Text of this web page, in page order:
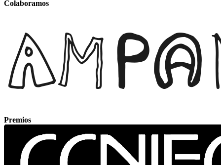
Colaboramos
Premios